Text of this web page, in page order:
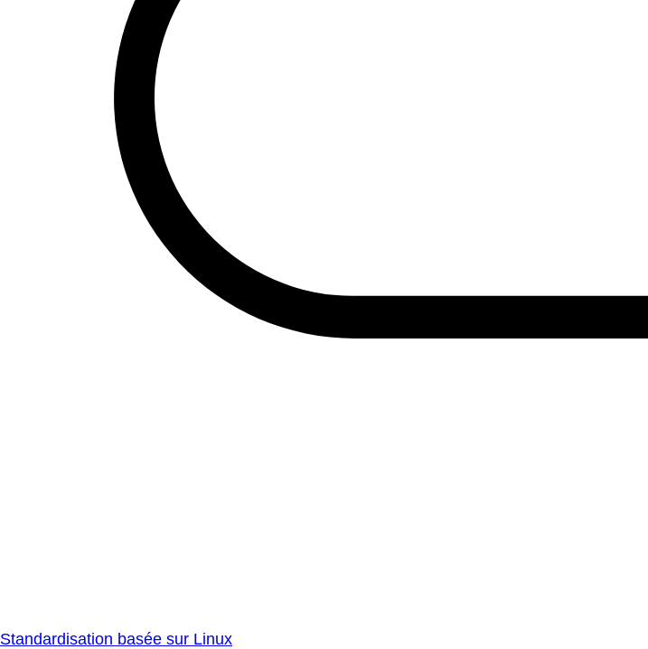
Standardisation basée sur Linux